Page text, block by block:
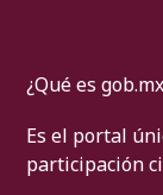
¿Qué es
Es el portal
participación